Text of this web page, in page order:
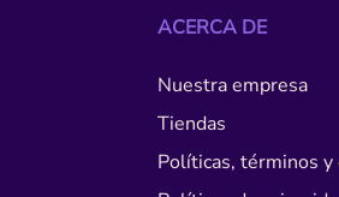
ACERCA DE
Nuestra empresa
Tiendas
Políticas, términos y